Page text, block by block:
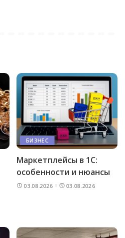
БИЗНЕС
Маркетплейсы в 1С:
особенности и нюансы
03.08.2026 03.08.2026